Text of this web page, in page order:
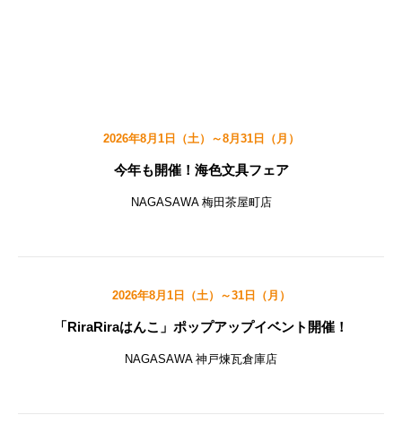
2026年8月1日（土）～8月31日（月）
今年も開催！海色文具フェア
NAGASAWA 梅田茶屋町店
2026年8月1日（土）～31日（月）
「RiraRiraはんこ」ポップアップイベント開催！
NAGASAWA 神戸煉瓦倉庫店